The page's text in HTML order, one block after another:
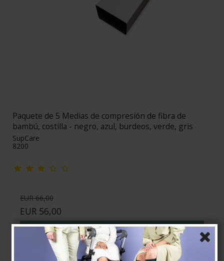
Paquete de 5 Medias de compresión de fibra de
bambú, costilla - negro, azul, burdeos, verde, gris
SupCare
8200
EUR 66,00
EUR 56,00
Mostrar producto